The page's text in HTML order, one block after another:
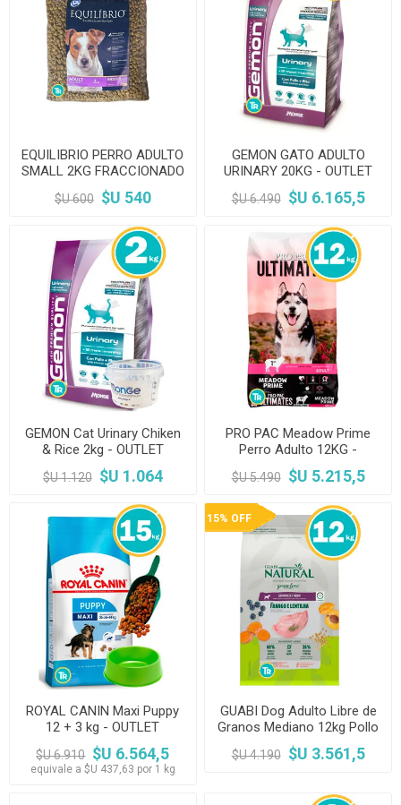
EQUILIBRIO PERRO ADULTO
SMALL 2KG FRACCIONADO
$U 600 $U 540
GEMON GATO ADULTO
URINARY 20KG - OUTLET
$U 6.490 $U 6.165,5
GEMON Cat Urinary Chiken
& Rice 2kg - OUTLET
$U 1.120 $U 1.064
PRO PAC Meadow Prime
Perro Adulto 12KG -
OUTLET
$U 5.490 $U 5.215,5
ROYAL CANIN Maxi Puppy
12 + 3 kg - OUTLET
$U 6.910 $U 6.564,5
equivale a $U 437,63 por 1 kg
15% OFF
GUABI Dog Adulto Libre de
Granos Mediano 12kg Pollo
y Lenteja - OUTLET
$U 4.190 $U 3.561,5